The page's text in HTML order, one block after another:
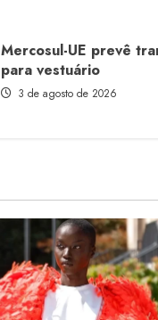
Mercosul-UE prevê
para vestuário
3 de agosto de 2026
Fakini prevê R$345
receita em 2026